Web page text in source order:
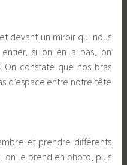
devant un miroir qui nous
si on en a pas, on
On constate que nos bras
d’espace entre notre tête
et prendre différents
on le prend en photo, puis